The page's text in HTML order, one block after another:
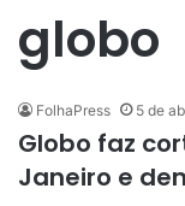
globo
FolhaPress 5 de
Globo faz
Janeiro e